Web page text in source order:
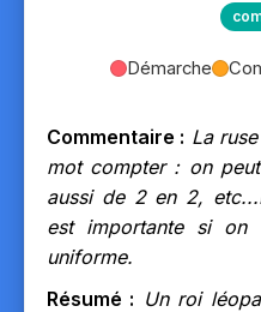
Démarche
Commentaire : La
mot compter : on
aussi de 2 en 2,
est importante si on
uniforme.
Résumé : Un roi